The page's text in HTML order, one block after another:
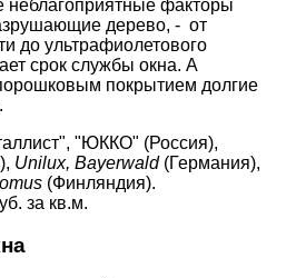
неблагоприятные факторы
дерево, - от
до ультрафиолетового
срок службы окна. А
покрытием долгие
"ЮККО" (Россия),
Unilux, Bayerwald(Германия),
(Финляндия).
за кв.м.